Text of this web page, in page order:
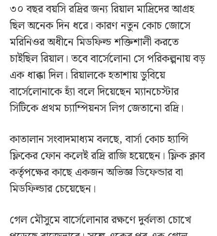
৩০ বছর বয়সি রদ্রির জন্য রিয়াল মাদ্রিদের আগ্রহ
ছিল অনেক দিন ধরে। কারণ নতুন কোচ জোসে
মরিনিওর অধীনে মিডফিল্ড শক্তিশালী করতে
চাইছিল রিয়াল। তবে বার্সেলোনা সে পরিকল্পনায় বড়
এক ধাক্কা দিল। রিয়ালকে হতাশায় ডুবিয়ে
বার্সেলোনাকে হ্যাঁ বলে দিয়েছেন ম্যানচেস্টার
সিটিকে প্রথম চ্যাম্পিয়নস লিগ জেতানো রদ্রি।
কাতালান সংবাদমাধ্যম বলছে, বার্সা কোচ হ্যান্সি
ফ্লিকের ফোন কলেই রদ্রি রাজি হয়েছেন। ফ্লিক ক্লাব
কর্তৃপক্ষের কাছে একজন অভিজ্ঞ ডিফেন্ডার বা
মিডফিল্ডার চেয়েছেন।
গেল মৌসুমে বার্সেলোনার রক্ষণে দুর্বলতা চোখে